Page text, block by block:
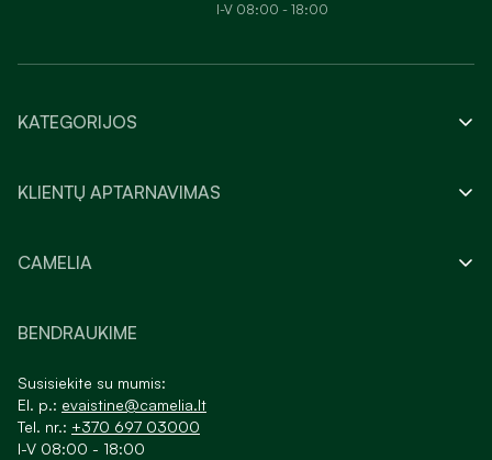
I-V 08:00 - 18:00
KATEGORIJOS
KLIENTŲ APTARNAVIMAS
CAMELIA
BENDRAUKIME
Susisiekite su mumis:
El. p.: evaistine@camelia.lt
Tel. nr.: +370 697 03000
I-V 08:00 - 18:00